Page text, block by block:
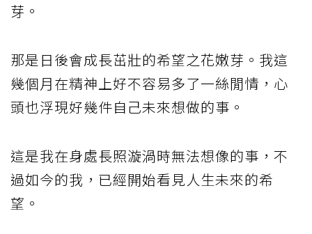
芽。
那是日後會成長茁壯的希望之花嫩芽。我這
幾個月在精神上好不容易多了一絲閒情，心
頭也浮現好幾件自己未來想做的事。
這是我在身處長照漩渦時無法想像的事，不
過如今的我，已經開始看見人生未來的希
望。